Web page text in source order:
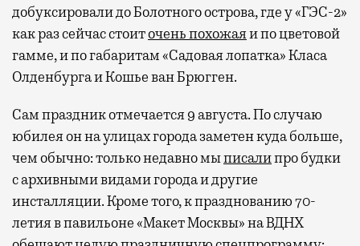
Современный путешественник часто берет
с собой не только чемодан, но и ноутбук.
А ожидание рейса все чаще превращается
спокойно закончить дела или спланировать
активности в путешествии, например
забронировать нужные билеты и рестораны.
Бизнес-зал становится местом, где можно
добуксировали до Болотного острова, где у «ГЭС-2»
как раз сейчас стоиточень похожаяи по цветовой
гамме, и по габаритам «Садовая лопатка» Класа
Олденбурга и Кошье ван Брюгген.
Сам праздник отмечается 9 августа. По случаю
юбилея он на улицах города заметен куда больше,
чем обычно: только недавно мыписалипро будки
с архивными видами города и другие
инсталляции. Кроме того, к празднованию 70-
летия в павильоне «Макет Москвы» на ВДНХ